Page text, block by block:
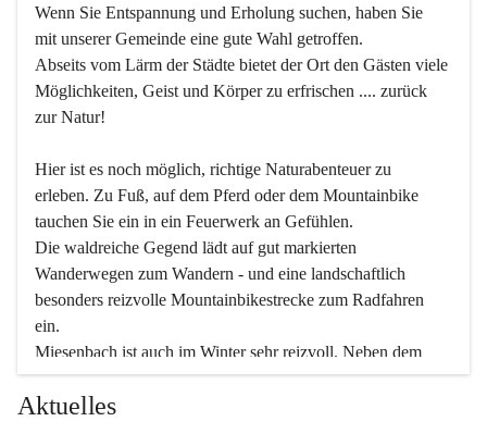
Wenn Sie Entspannung und Erholung suchen, haben Sie
mit unserer Gemeinde eine gute Wahl getroffen.
Abseits vom Lärm der Städte bietet der Ort den Gästen viele
Möglichkeiten, Geist und Körper zu erfrischen .... zurück
zur Natur!
Hier ist es noch möglich, richtige Naturabenteuer zu
erleben. Zu Fuß, auf dem Pferd oder dem Mountainbike
tauchen Sie ein in ein Feuerwerk an Gefühlen.
Die waldreiche Gegend lädt auf gut markierten
Wanderwegen zum Wandern - und eine landschaftlich
besonders reizvolle Mountainbikestrecke zum Radfahren
ein.
Miesenbach ist auch im Winter sehr reizvoll. Neben dem
Eisstockschießen gibt es auf dem nahe gelegenen Unterberg
wunderschöne Naturschneepisten, die zum Schifahren oder
Aktuelles